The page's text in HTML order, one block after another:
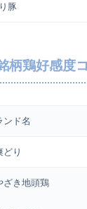
豚
柄鶏好感度
ンド名
どり
ざき地頭鶏